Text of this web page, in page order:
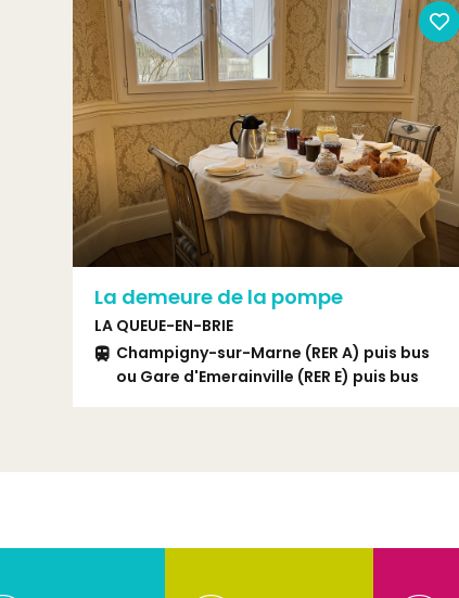
La demeure de la pompe
LA QUEUE-EN-BRIE
Champigny-sur-Marne (RER A) puis bus
ou Gare d'Emerainville (RER E) puis bus